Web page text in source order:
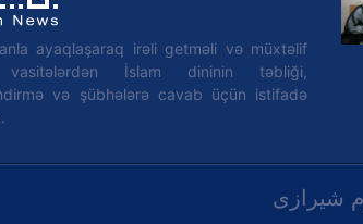
ayaqlaşaraq irəli getməli və müxtəlif
vasitələrdən İslam dininin təbliği,
və şübhələrə cavab üçün istifadə
شیرازی